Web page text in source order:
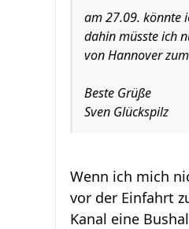
am 27.09. könnte
dahin müsste ich
von Hannover
Beste Grüße
Sven Glückspilz
Wenn ich mich
vor der Einfahrt
Kanal eine